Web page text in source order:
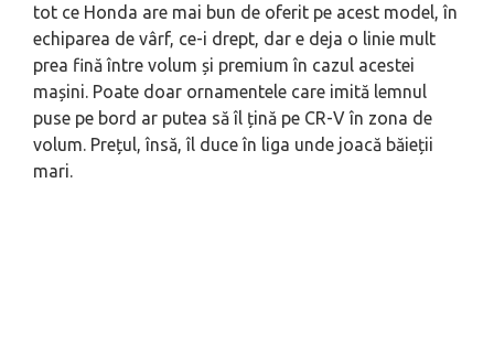
tot ce Honda are mai bun de oferit pe acest model, în
echiparea de vârf, ce-i drept, dar e deja o linie mult
prea fină între volum și premium în cazul acestei
mașini. Poate doar ornamentele care imită lemnul
puse pe bord ar putea să îl țină pe CR-V în zona de
volum. Prețul, însă, îl duce în liga unde joacă băieții
mari.